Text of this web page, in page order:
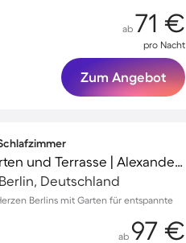
ab 71 €
pro Nacht
Zum Angebot
Ferienwohnung mit Garten und Terrasse | Alexanderplatz-Nähe | Perfekt für die Arbeit von Zuhause
Deutschland
Berlins mit Garten für entspannte
ab 97 €